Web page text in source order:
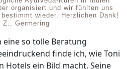
organisiert und wir fühlten uns
wieder. Herzlichen Dank!
Z., Germering